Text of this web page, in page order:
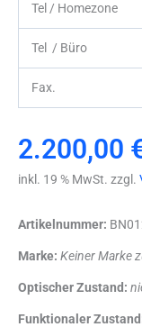
Tel / Homezone
Tel / Büro
Fax.
2.200,00
inkl. 19 % MwSt. zzgl.
Artikelnummer:
Marke: Keiner Marke
Optischer Zustand:
Funktionaler